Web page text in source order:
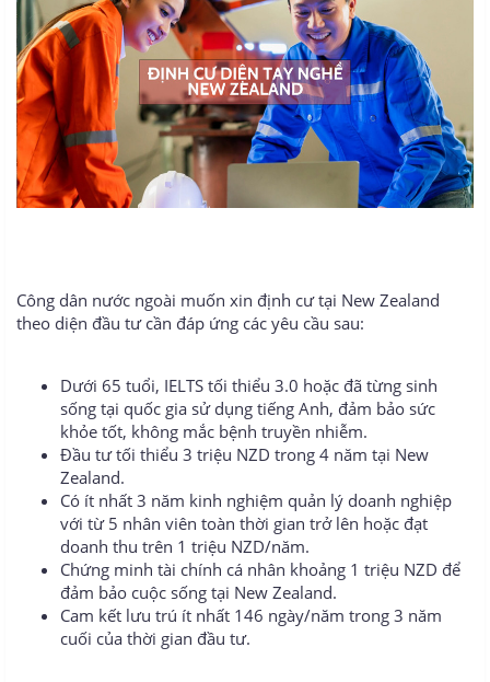
Công dân nước ngoài muốn xin định cư tại New Zealand
theo diện đầu tư cần đáp ứng các yêu cầu sau:
Dưới 65 tuổi, IELTS tối thiểu 3.0 hoặc đã từng sinh
sống tại quốc gia sử dụng tiếng Anh, đảm bảo sức
khỏe tốt, không mắc bệnh truyền nhiễm.
Đầu tư tối thiểu 3 triệu NZD trong 4 năm tại New
Zealand.
Có ít nhất 3 năm kinh nghiệm quản lý doanh nghiệp
với từ 5 nhân viên toàn thời gian trở lên hoặc đạt
doanh thu trên 1 triệu NZD/năm.
Chứng minh tài chính cá nhân khoảng 1 triệu NZD để
đảm bảo cuộc sống tại New Zealand.
Cam kết lưu trú ít nhất 146 ngày/năm trong 3 năm
cuối của thời gian đầu tư.